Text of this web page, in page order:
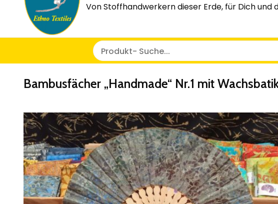
Von Stoffhandwerkern dieser Erde, für Dich
Bambusfächer „Handmade“ Nr.1 mit